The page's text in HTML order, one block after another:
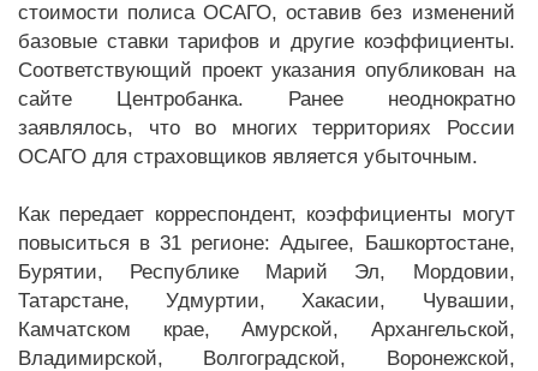
стоимости полиса ОСАГО, оставив без изменений
базовые ставки тарифов и другие коэффициенты.
Соответствующий проект указания опубликован на
сайте Центробанка. Ранее неоднократно
заявлялось, что во многих территориях России
ОСАГО для страховщиков является убыточным.
Как передает корреспондент, коэффициенты могут
повыситься в 31 регионе: Адыгее, Башкортостане,
Бурятии, Республике Марий Эл, Мордовии,
Татарстане, Удмуртии, Хакасии, Чувашии,
Камчатском крае, Амурской, Архангельской,
Владимирской, Волгоградской, Воронежской,